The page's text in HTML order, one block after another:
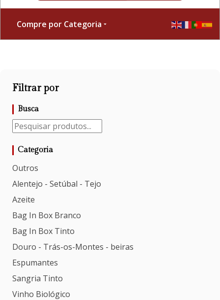
Compre por Categoria
Filtrar por
Busca
Categoria
Outros
Alentejo - Setúbal - Tejo
Azeite
Bag In Box Branco
Bag In Box Tinto
Douro - Trás-os-Montes - beiras
Espumantes
Sangria Tinto
Vinho Biológico